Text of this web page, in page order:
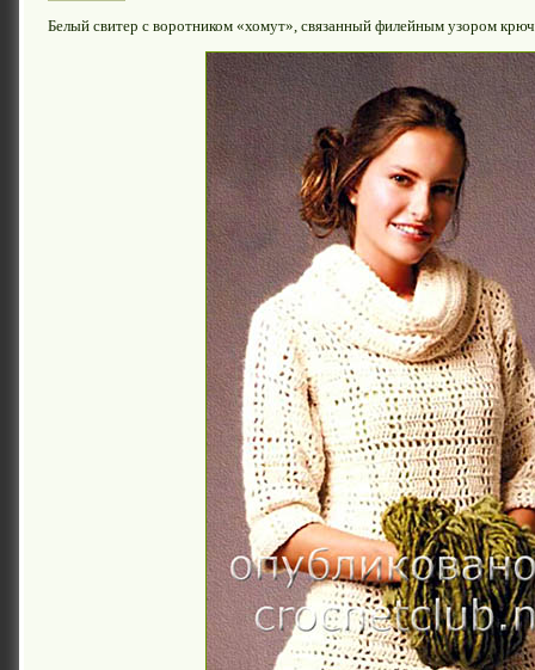
Белый свитер с воротником «хомут», связанный филейным узором